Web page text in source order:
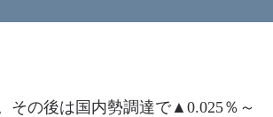
の後は国内勢調達で▲0.025％～